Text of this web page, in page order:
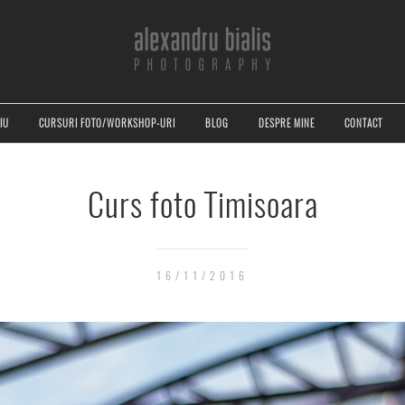
CURSURI FOTO/WORKSHOP-URI BLOG DESPRE MINE CONTACT
Curs foto Timisoara
16/11/2016